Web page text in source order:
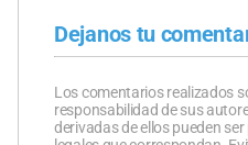
Dejanos tu
Los comentarios realizados
responsabilidad de sus
derivadas de ellos pueden